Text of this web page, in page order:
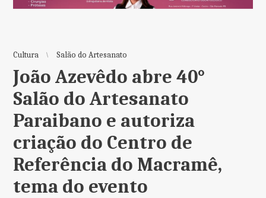
Cultura Salão do Artesanato
João Azevêdo abre 40°
Salão do Artesanato
Paraibano e autoriza
criação do Centro de
Referência do Macramê,
tema do evento